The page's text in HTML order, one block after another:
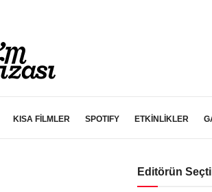
KISA FİLMLER SPOTIFY ETKİNLİKLER
Editörün